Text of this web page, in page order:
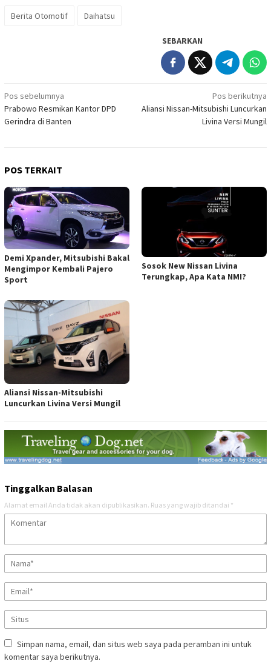
Berita Otomotif Daihatsu
SEBARKAN
Navigasi
pos
Pos sebelumnya
Prabowo Resmikan Kantor DPD
Gerindra di Banten
Pos berikutnya
Aliansi Nissan-Mitsubishi Luncurkan
Livina Versi Mungil
POS TERKAIT
Demi Xpander, Mitsubishi Bakal
Mengimpor Kembali Pajero
Sport
Sosok New Nissan Livina
Terungkap, Apa Kata NMI?
Aliansi Nissan-Mitsubishi
Luncurkan Livina Versi Mungil
Tinggalkan Balasan
Alamat email Anda tidak akan dipublikasikan. Ruas yang wajib ditandai *
Simpan nama, email, dan situs web saya pada peramban ini untuk
komentar saya berikutnya.